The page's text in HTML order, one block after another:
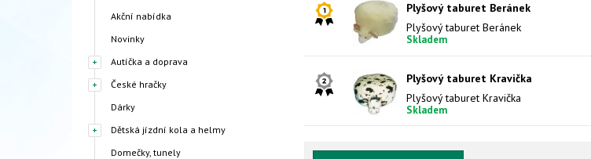
Akční nabídka
Novinky
Autíčka a doprava
České hračky
Dárky
Dětská jízdní kola a helmy
Domečky, tunely
Plyšový taburet Beránek
Plyšový taburet Beránek
Skladem
Plyšový taburet Kravička
Plyšový taburet Kravička
Skladem